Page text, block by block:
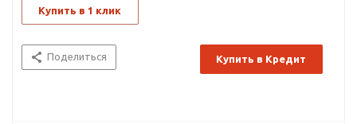
Купить в 1 клик
Поделиться Купить в Кредит